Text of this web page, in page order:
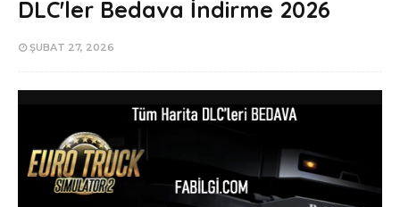
DLC'ler Bedava İndirme 2026
ŞUBAT 27, 2026